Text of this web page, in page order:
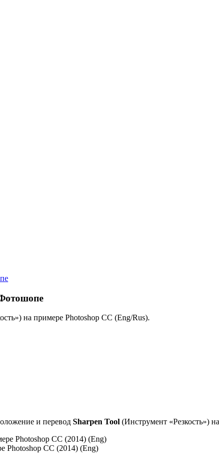
на примере Photoshop CC (Eng/Rus).
и перевод Sharpen Tool (Инструмент «Резкость»)
Photoshop CC (2014) (Eng)